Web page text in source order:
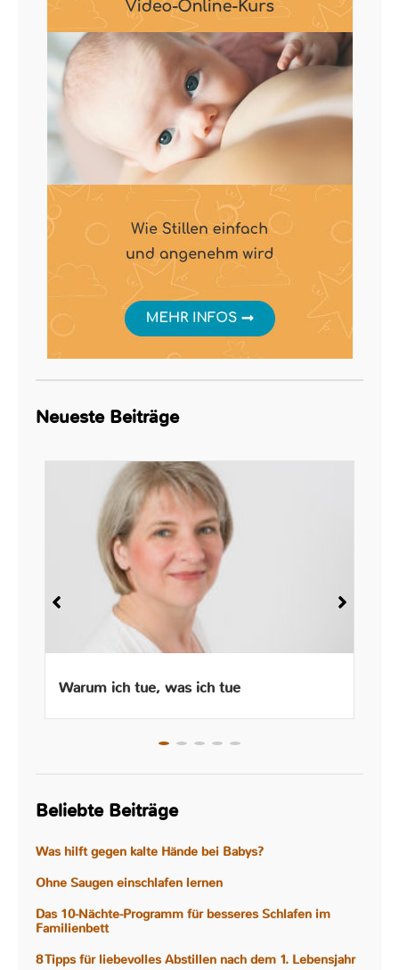
Neueste Beiträge
Warum ich tue, was ich tue
Beliebte Beiträge
Was hilft gegen kalte Hände bei Babys?
Ohne Saugen einschlafen lernen
Das 10-Nächte-Programm für besseres Schlafen im
Familienbett
8 Tipps für liebevolles Abstillen nach dem 1. Lebensjahr